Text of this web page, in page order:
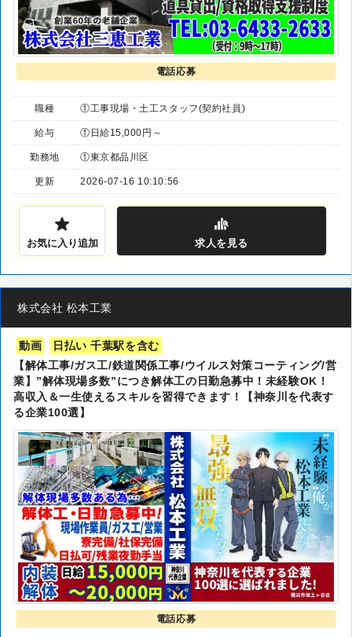
電話応募
職種 ①工事現場・土工スタッフ(契約社員)
給与 ①日給15,000円～
勤務地 ①東京都品川区
更新 2026-07-16 10:10:56
お気に入り追加 求人 を見る
株式会社 松本工業
動画
日払い 千葉駅を含む
【解体工事/ガス工/鉄道関係工事/ウイルス対策コーティング/営
業】”解体現場多数”につき解体工の日勤急募中！未経験OK！
高収入＆一生使えるスキルを習得できます！【神奈川を代表す
る企業100選】
電話応募